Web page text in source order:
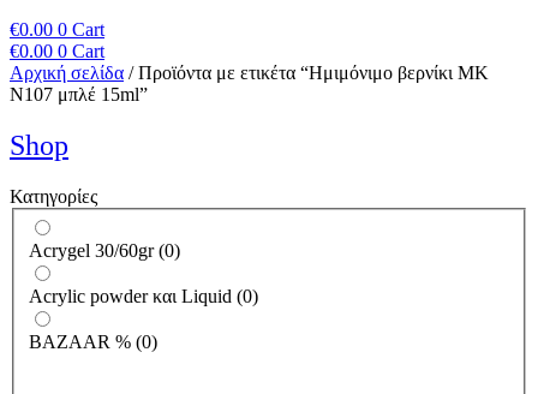
€0.00 0 Cart
€0.00 0 Cart
Αρχική σελίδα / Προϊόντα με ετικέτα “Ημιμόνιμο βερνίκι ΜΚ
Ν107 μπλέ 15ml”
Shop
Κατηγορίες
Acrygel 30/60gr (0)
Acrylic powder και Liquid (0)
BAZAAR % (0)